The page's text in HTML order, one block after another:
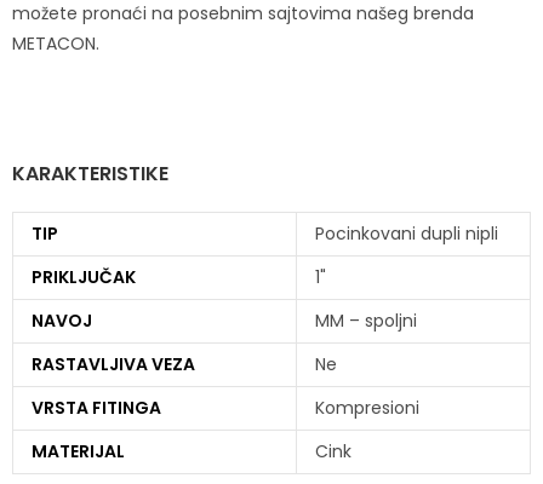
možete pronaći na posebnim sajtovima našeg brenda
METACON.
KARAKTERISTIKE
TIP
Pocinkovani dupli nipli
PRIKLJUČAK
1"
NAVOJ
MM – spoljni
RASTAVLJIVA VEZA
Ne
VRSTA FITINGA
Kompresioni
MATERIJAL
Cink